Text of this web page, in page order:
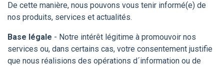
De cette manière, nous pouvons vous tenir informé(e) de
nos produits, services et actualités.
Base légale - Notre intérêt légitime à promouvoir nos
services ou, dans certains cas, votre consentement justifie
que nous réalisions des opérations d´information ou de